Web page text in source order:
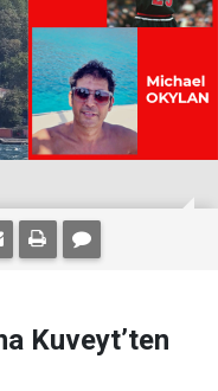
Kuveyt’ten